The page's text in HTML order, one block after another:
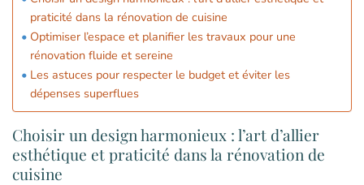
praticité dans la rénovation de cuisine
Optimiser l’espace et planifier les travaux pour une
rénovation fluide et sereine
Les astuces pour respecter le budget et éviter les
dépenses superflues
Choisir un design harmonieux : l’art d’allier
esthétique et praticité dans la rénovation de
cuisine